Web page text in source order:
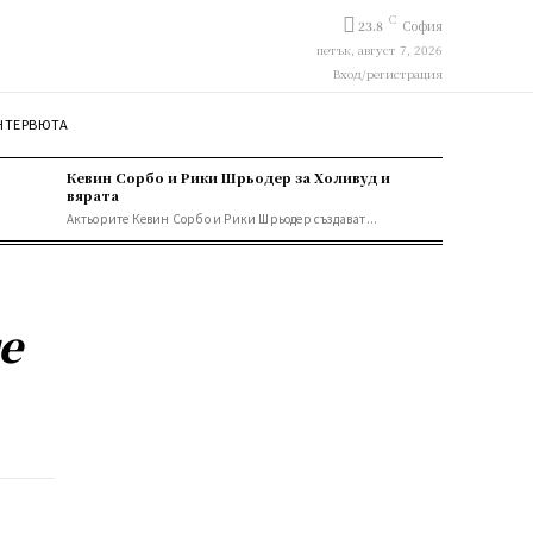
23.8 C София
петък, август 7, 2026
Вход/регистрация
Кевин Сорбо и Рики Шрьодер за Холивуд и
вярата
Актьорите Кевин Сорбо и Рики Шрьодер създават...